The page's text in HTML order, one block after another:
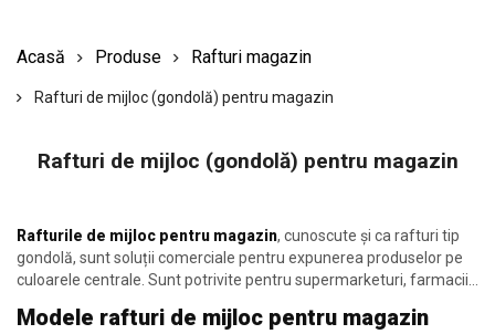
Acasă Produse Rafturi magazin
Rafturi de mijloc (gondolă) pentru magazin
Rafturi de mijloc (gondolă) pentru magazin
Rafturile de mijloc pentru magazin, cunoscute și ca rafturi tip
gondolă, sunt soluții comerciale pentru expunerea produselor pe
culoarele centrale. Sunt potrivite pentru supermarketuri, farmacii,
organizare clară pe categorii. Pentru dotarea completă a spațiilor
Modele rafturi de mijloc pentru magazin